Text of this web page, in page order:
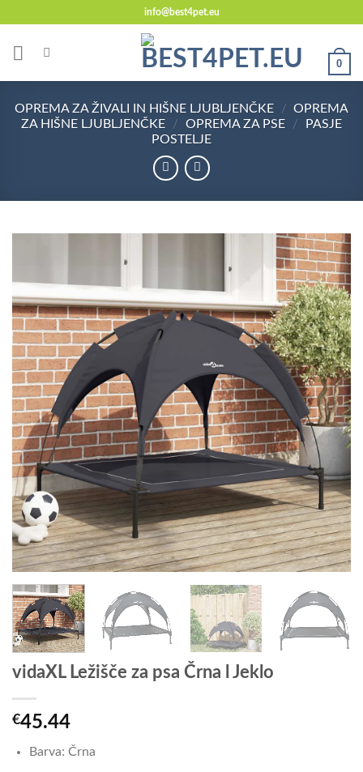
vsebino
info@best4pet.eu
0
OPREMA ZA ŽIVALI IN HIŠNE LJUBLJENČKE / OPREMA
ZA HIŠNE LJUBLJENČKE
/ OPREMA ZA PSE /
PASJE
POSTELJE
vidaXL Ležišče za psa Črna l Jeklo
€45.44
Barva: Črna